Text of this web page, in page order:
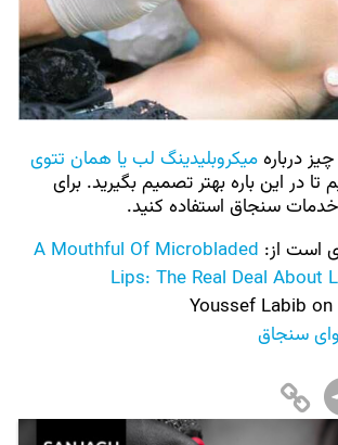
دربارهمیکروبلیدینگ لب یا همان تتوی
تا در این باره بهتر تصمیم بگیرید. برای
سنجاق استفاده کنید.
است از: A Mouthful Of Microbladed
Lips: The Real Deal About
Youssef Labib
سنجاق